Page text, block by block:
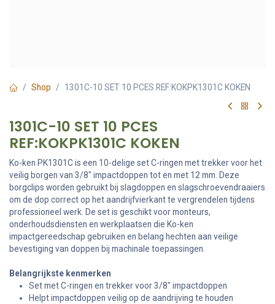
Shop 1301C-10 SET 10 PCES REF:KOKPK1301C KOKEN
1301C-10 SET 10 PCES
REF:KOKPK1301C KOKEN
Ko-ken PK1301C is een 10-delige set C-ringen met trekker voor het
veilig borgen van 3/8" impactdoppen tot en met 12 mm. Deze
borgclips worden gebruikt bij slagdoppen en slagschroevendraaiers
om de dop correct op het aandrijfvierkant te vergrendelen tijdens
professioneel werk. De set is geschikt voor monteurs,
onderhoudsdiensten en werkplaatsen die Ko-ken
impactgereedschap gebruiken en belang hechten aan veilige
bevestiging van doppen bij machinale toepassingen.
Belangrijkste kenmerken
Set met C-ringen en trekker voor 3/8" impactdoppen
Helpt impactdoppen veilig op de aandrijving te houden